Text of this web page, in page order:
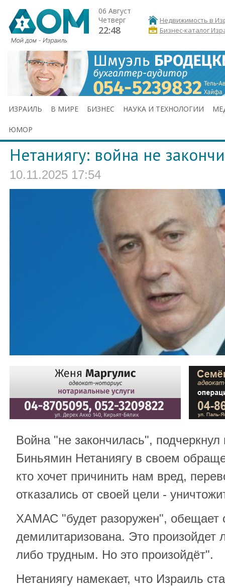
06 Август
Четверг
22:48
Недвижимость в
Бизнес-каталог
ИЗРАИЛЬ В МИРЕ БИЗНЕС НАУКА И ТЕХНОЛОГИИ
ЮМОР
Нетаниягу: война не
10.11.2025 17:54
Война "не закончилась",
Биньямин Нетаниягу в своем
кто хочет причинить нам вред,
отказались от своей цели -
ХАМАС "будет разоружен", обещает
демилитаризована. Это произойдет
либо трудным. Но это произойдёт".
Нетаниягу намекает, что Израиль